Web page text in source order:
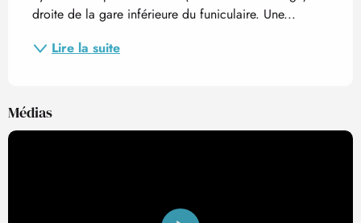
droite de la gare inférieure du funiculaire. Une...
Lire la suite
Médias